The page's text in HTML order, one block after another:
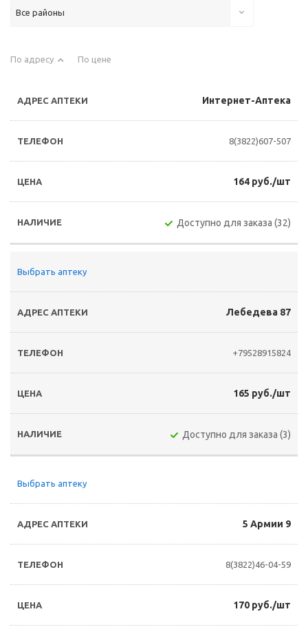
Все районы
По адресу По цене
Интернет-Аптека
8(3822)607-507
164 руб./шт
Доступно для заказа (32)
Выбрать аптеку
Лебедева 87
+79528915824
165 руб./шт
Доступно для заказа (3)
Выбрать аптеку
5 Армии 9
8(3822)46-04-59
170 руб./шт